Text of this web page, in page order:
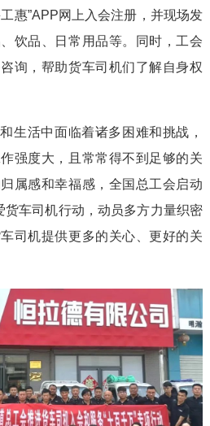
惠”APP网上入会注册，并现场发
饮品、日常用品等。同时，工会
询，帮助货车司机们了解自身权
生活中面临着诸多困难和挑战，
强度大，且常常得不到足够的关
属感和幸福感，全国总工会启动
货车司机行动，动员多方力量织密
司机提供更多的关心、更好的关